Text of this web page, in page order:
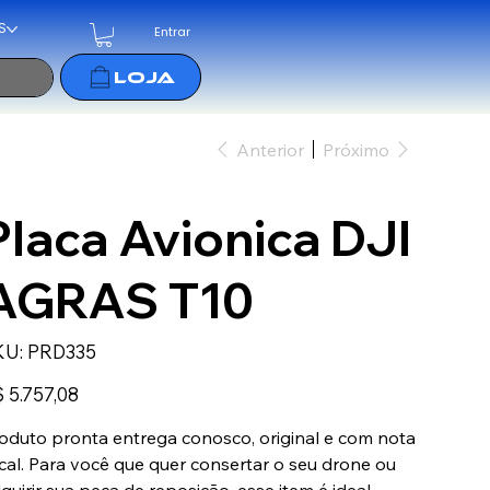
Entrar
Anterior Próximo
Avionica DJI
T10
SKU
PRD335
PRD335
5.757,08
pronta entrega conosco, original e com nota
Para você que quer consertar o seu drone ou